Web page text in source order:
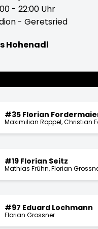
- 22:00 Uhr
- Geretsried
Hohenadl
#35 Florian
Maximilian Roppel Christian
#19 Florian Seitz
Mathias Frühn Florian
#97 Eduard Lochmann
Florian Grossner